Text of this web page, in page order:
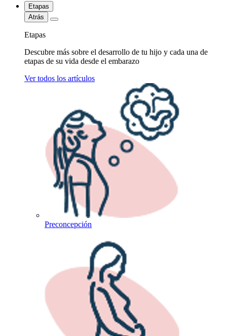
Etapas
Atrás
Etapas
Descubre más sobre el desarrollo de tu hijo y cada una de
etapas de su vida desde el embarazo
Ver todos los artículos
Preconcepción